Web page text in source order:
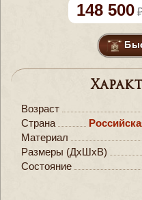
148 500
Возраст
Страна
Материал
Размеры (ДxШxВ)
Состояние